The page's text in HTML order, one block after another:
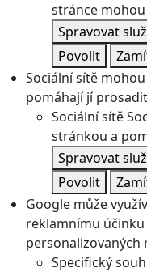
stránce
Spravovat
Povolit
Sociální sítě
pomáhají jí
Sociální sítě
stránkou a
Spravovat
Povolit
Google může
reklamnímu
personalizovaných
Specifický